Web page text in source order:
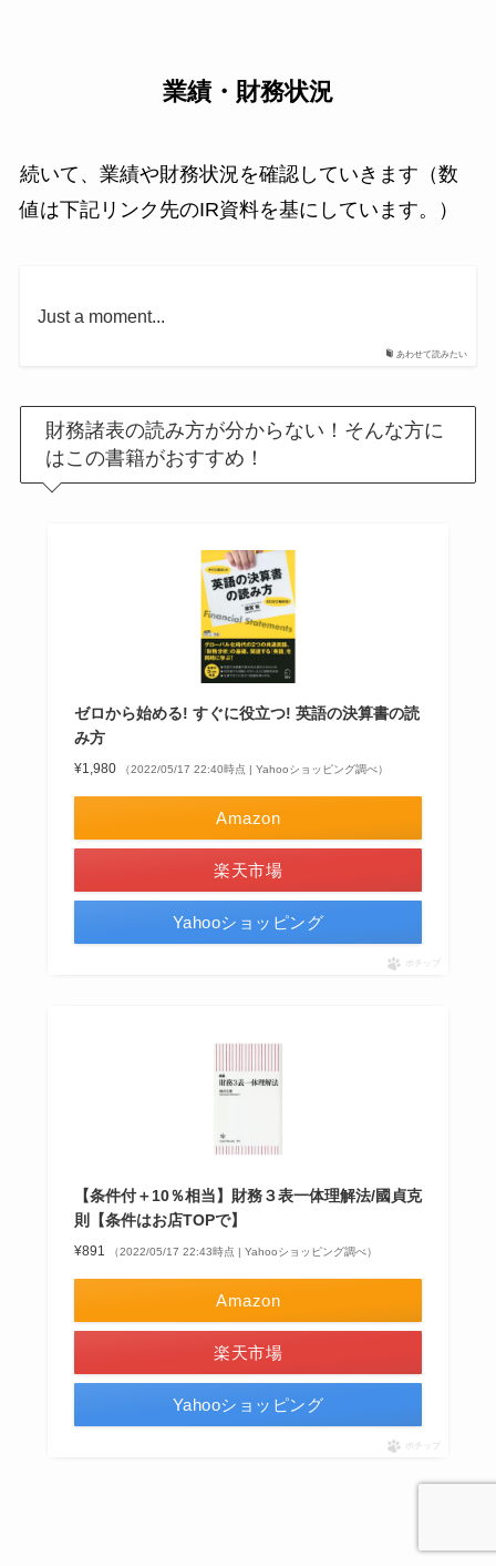
業績・財務状況
続いて、業績や財務状況を確認していきます（数
値は下記リンク先のIR資料を基にしています。）
あわせて読みたい
Just a moment...
財務諸表の読み方が分からない！そんな方に
はこの書籍がおすすめ！
ゼロから始める! すぐに役立つ! 英語の決算書の読
み方
¥1,980 （2022/05/17 22:40時点 | Yahooショッピング調べ）
Amazon
楽天市場
Yahooショッピング
ポチップ
【条件付＋10％相当】財務３表一体理解法/國貞克
則【条件はお店TOPで】
¥891 （2022/05/17 22:43時点 | Yahooショッピング調べ）
Amazon
楽天市場
Yahooショッピング
ポチップ